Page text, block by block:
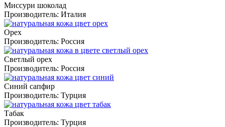
Миссури шоколад
Производитель: Италия
Орех
Производитель: Россия
Светлый орех
Производитель: Россия
Синий сапфир
Производитель: Турция
Табак
Производитель: Турция